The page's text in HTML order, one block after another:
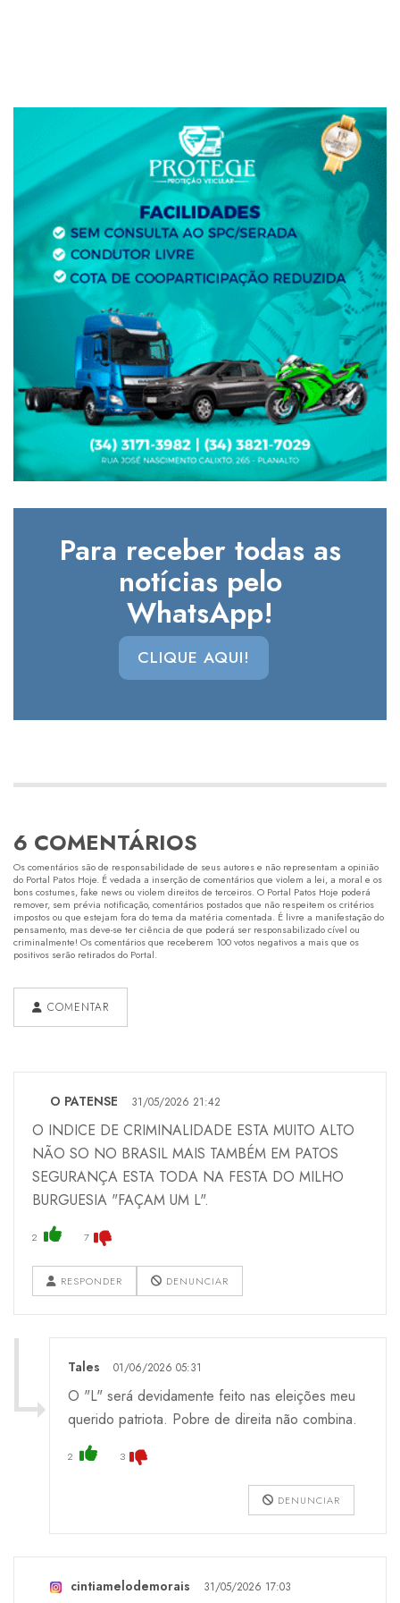
Para receber todas as
notícias pelo
WhatsApp!
CLIQUE AQUI!
6 COMENTÁRIOS
Os comentários são de responsabilidade de seus autores e não representam a opinião
do Portal Patos Hoje. É vedada a inserção de comentários que violem a lei, a moral e os
bons costumes, fake news ou violem direitos de terceiros. O Portal Patos Hoje poderá
remover, sem prévia notificação, comentários postados que não respeitem os critérios
impostos ou que estejam fora do tema da matéria comentada. É livre a manifestação do
pensamento, mas deve-se ter ciência de que poderá ser responsabilizado cível ou
criminalmente! Os comentários que receberem 100 votos negativos a mais que os
positivos serão retirados do Portal.
COMENTAR
O PATENSE 31/05/2026 21:42
O INDICE DE CRIMINALIDADE ESTA MUITO ALTO
NÃO SO NO BRASIL MAIS TAMBÉM EM PATOS
SEGURANÇA ESTA TODA NA FESTA DO MILHO
BURGUESIA "FAÇAM UM L".
2 7
RESPONDER DENUNCIAR
Tales 01/06/2026 05:31
O "L" será devidamente feito nas eleições meu
querido patriota. Pobre de direita não combina.
2 3
DENUNCIAR
cintiamelodemorais 31/05/2026 17:03